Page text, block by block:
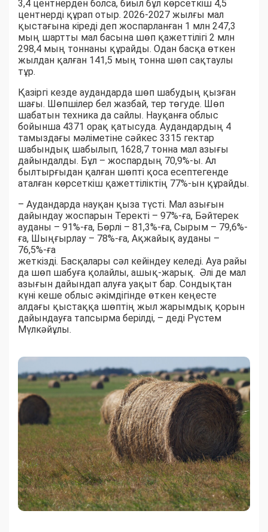
3,4 центнерден болса, биыл бұл көрсеткіш 4,5
центнерді құрап отыр. 2026-2027 жылғы мал
қыстағына кіреді деп жоспарланған 1 млн 247,3
мың шартты мал басына шөп қажеттілігі 2 млн
298,4 мың тоннаны құрайды. Одан басқа өткен
жылдан қалған 141,5 мың тонна шөп сақтаулы
тұр.
Қазіргі кезде аудандарда шөп шабудың қызған
шағы. Шөпшілер бел жазбай, тер төгуде. Шөп
шабатын техника да сайлы. Науқанға облыс
бойынша 4371 орақ қатысуда. Аудандардың 4
тамыздағы мәліметіне сәйкес 3315 гектар
шабындық шабылып, 1628,7 тонна мал азығы
дайындалды. Бұл – жоспардың 70,9%-ы. Ал
былтырғыдан қалған шөпті қоса есептегенде
аталған көрсеткіш қажеттіліктің 77%-ын құрайды.
– Аудандарда науқан қыза түсті. Мал азығын
дайындау жоспарын Теректі – 97%-ға, Бәйтерек
ауданы – 91%-ға, Бөрлі – 81,3%-ға, Сырым – 79,6%-
ға, Шыңғырлау – 78%-ға, Ақжайық ауданы –
76,5%-ға
жеткізді. Басқалары сәл кейіндеу келеді. Ауа райы
да шөп шабуға қолайлы, ашық-жарық. Әлі де мал
азығын дайындап алуға уақыт бар. Сондықтан
күні кеше облыс әкімдігінде өткен кеңесте
алдағы қыстаққа шөптің жыл жарымдық қорын
дайындауға тапсырма берілді, – деді Рүстем
Мүлкәйұлы.